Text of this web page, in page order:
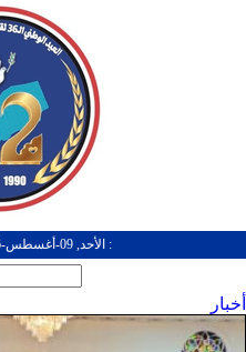
: الأحد, 09-أغسطس-2026 الساعة: 12:13 م
أخبار